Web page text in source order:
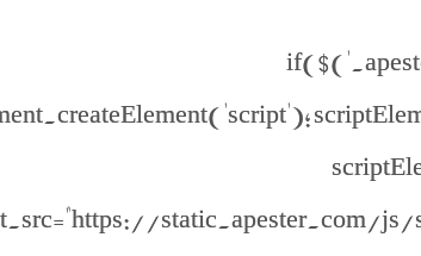
static.apester.com/